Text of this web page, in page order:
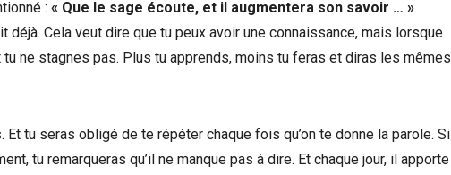
: « Que le sage écoute, et il augmentera son savoir … »
Cela veut dire que tu peux avoir une connaissance, mais lorsque
tu ne stagnes pas. Plus tu apprends, moins tu feras et diras les mêmes
tu seras obligé de te répéter chaque fois qu’on te donne la parole. Si
tu remarqueras qu’il ne manque pas à dire. Et chaque jour, il apporte